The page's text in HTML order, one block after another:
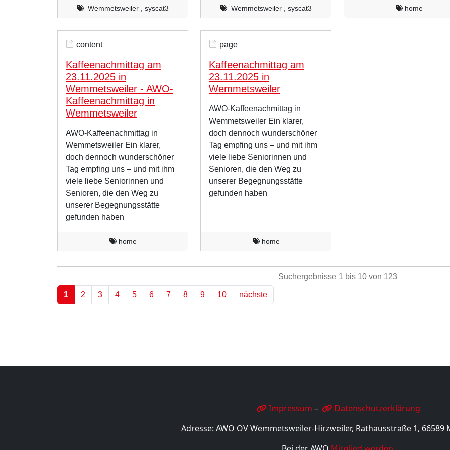
Wemmetsweiler , syscat3 Wemmetsweiler , syscat3 home
content
Kaffeenachmittag am
23.11.2025 in
Wemmetsweiler - AWO-
Kaffeenachmittag in
Wemmetsweiler
AWO-Kaffeenachmittag in
Wemmetsweiler Ein klarer,
doch dennoch wunderschöner
Tag empfing uns – und mit ihm
viele liebe Seniorinnen und
Senioren, die den Weg zu
unserer Begegnungsstätte
gefunden haben
home
page
Kaffeenachmittag am
23.11.2025 in
Wemmetsweiler
AWO-Kaffeenachmittag in
Wemmetsweiler Ein klarer,
doch dennoch wunderschöner
Tag empfing uns – und mit ihm
viele liebe Seniorinnen und
Senioren, die den Weg zu
unserer Begegnungsstätte
gefunden haben
home
Suchergebnisse 1 bis 10 von 123
1 2 3 4 5 6 7 8 9 10 nächste
Impressum –
Datenschutzerklärung
Adresse: AWO OV Wemmetsweiler-Hirzweiler, Rathausstraße 1, 66589